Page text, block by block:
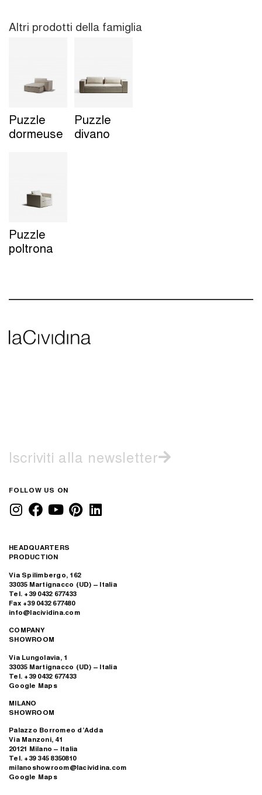
Altri prodotti della famiglia
Puzzle
dormeuse
Puzzle
divano
Puzzle
poltrona
Iscriviti alla newsletter
FOLLOW US ON
HEADQUARTERS
PRODUCTION
Via Spilimbergo, 162
33035 Martignacco (UD) – Italia
Tel. +39 0432 677433
Fax +39 0432 677480
info@lacividina.com
COMPANY
SHOWROOM
Via Lungolavia, 1
33035 Martignacco (UD) – Italia
Tel. +39 0432 677433
Google Maps
MILANO
SHOWROOM
Palazzo Borromeo d’Adda
Via Manzoni, 41
20121 Milano – Italia
Tel. +39 345 8350810
milanoshowroom@lacividina.com
Google Maps